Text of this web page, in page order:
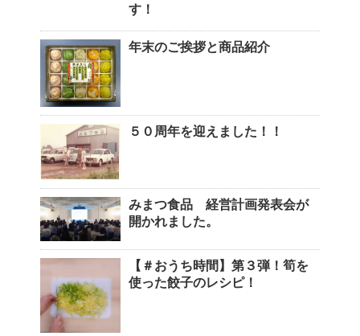
す！
年末のご挨拶と商品紹介
５０周年を迎えました！！
みまつ食品 経営計画発表会が
開かれました。
【＃おうち時間】第３弾！筍を
使った餃子のレシピ！